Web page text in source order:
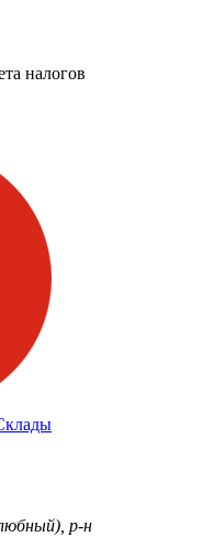
налогов
р-н